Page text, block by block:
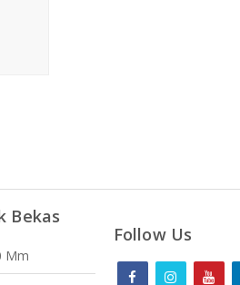
Bekas
Mm
Follow Us